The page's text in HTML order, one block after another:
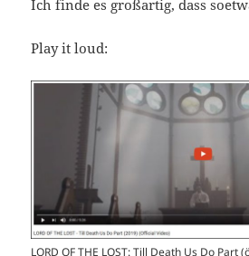
Ich finde es großartig, dass
Play it loud:
LORD OF THE LOST: Till Death Us Do Part